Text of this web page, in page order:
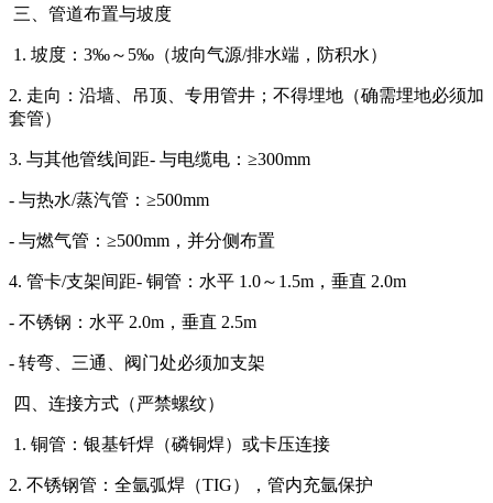
三、管道布置与坡度
1. 坡度：3‰～5‰（坡向气源/排水端，防积水）
2. 走向：沿墙、吊顶、专用管井；不得埋地（确需埋地必须加
套管）
3. 与其他管线间距- 与电缆电：≥300mm
- 与热水/蒸汽管：≥500mm
- 与燃气管：≥500mm，并分侧布置
4. 管卡/支架间距- 铜管：水平 1.0～1.5m，垂直 2.0m
- 不锈钢：水平 2.0m，垂直 2.5m
- 转弯、三通、阀门处必须加支架
四、连接方式（严禁螺纹）
1. 铜管：银基钎焊（磷铜焊）或卡压连接
2. 不锈钢管：全氩弧焊（TIG），管内充氩保护